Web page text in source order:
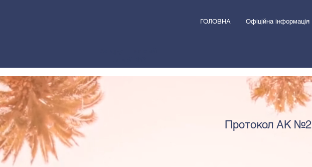
ГОЛОВНА Офіційна інформація
Протокол АК №2